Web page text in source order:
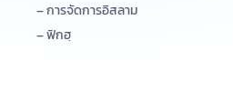
– การจัดการอิสลาม
– ฟิกฮฺ